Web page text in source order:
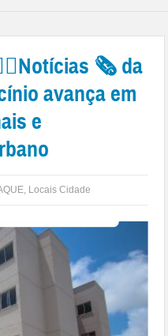
🗞️ da
avança em
e
, Locais Cidade